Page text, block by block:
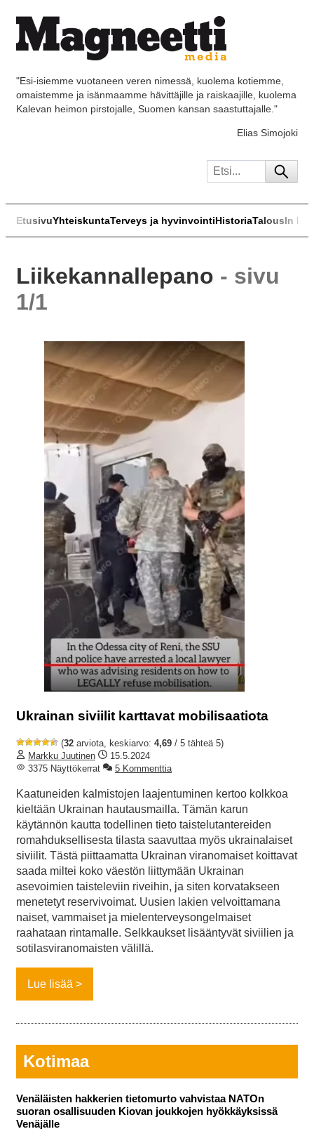
"Esi-isiemme vuotaneen veren nimessä, kuolema kotiemme,
omaistemme ja isänmaamme hävittäjille ja raiskaajille, kuolema
Kalevan heimon pirstojalle, Suomen kansan saastuttajalle."
Elias Simojoki
EtusivuYhteiskuntaTerveys ja hyvinvointiHistoriaTalousIn
Liikekannallepano - sivu
1/1
Ukrainan siviilit karttavat mobilisaatiota
(32 arviota, keskiarvo: 4,69 / 5 tähteä 5)
Markku Juutinen
15.5.2024
3375 Näyttökerrat
5 Kommenttia
Kaatuneiden kalmistojen laajentuminen kertoo kolkkoa
kieltään Ukrainan hautausmailla. Tämän karun
käytännön kautta todellinen tieto taistelutantereiden
romahduksellisesta tilasta saavuttaa myös ukrainalaiset
siviilit. Tästä piittaamatta Ukrainan viranomaiset koittavat
saada miltei koko väestön liittymään Ukrainan
asevoimien taisteleviin riveihin, ja siten korvatakseen
menetetyt reservivoimat. Uusien lakien velvoittamana
naiset, vammaiset ja mielenterveysongelmaiset
raahataan rintamalle. Selkkaukset lisääntyvät siviilien ja
sotilasviranomaisten välillä.
Lue lisää
Kotimaa
Venäläisten hakkerien tietomurto vahvistaa NATOn
suoran osallisuuden Kiovan joukkojen hyökkäyksissä
Venäjälle